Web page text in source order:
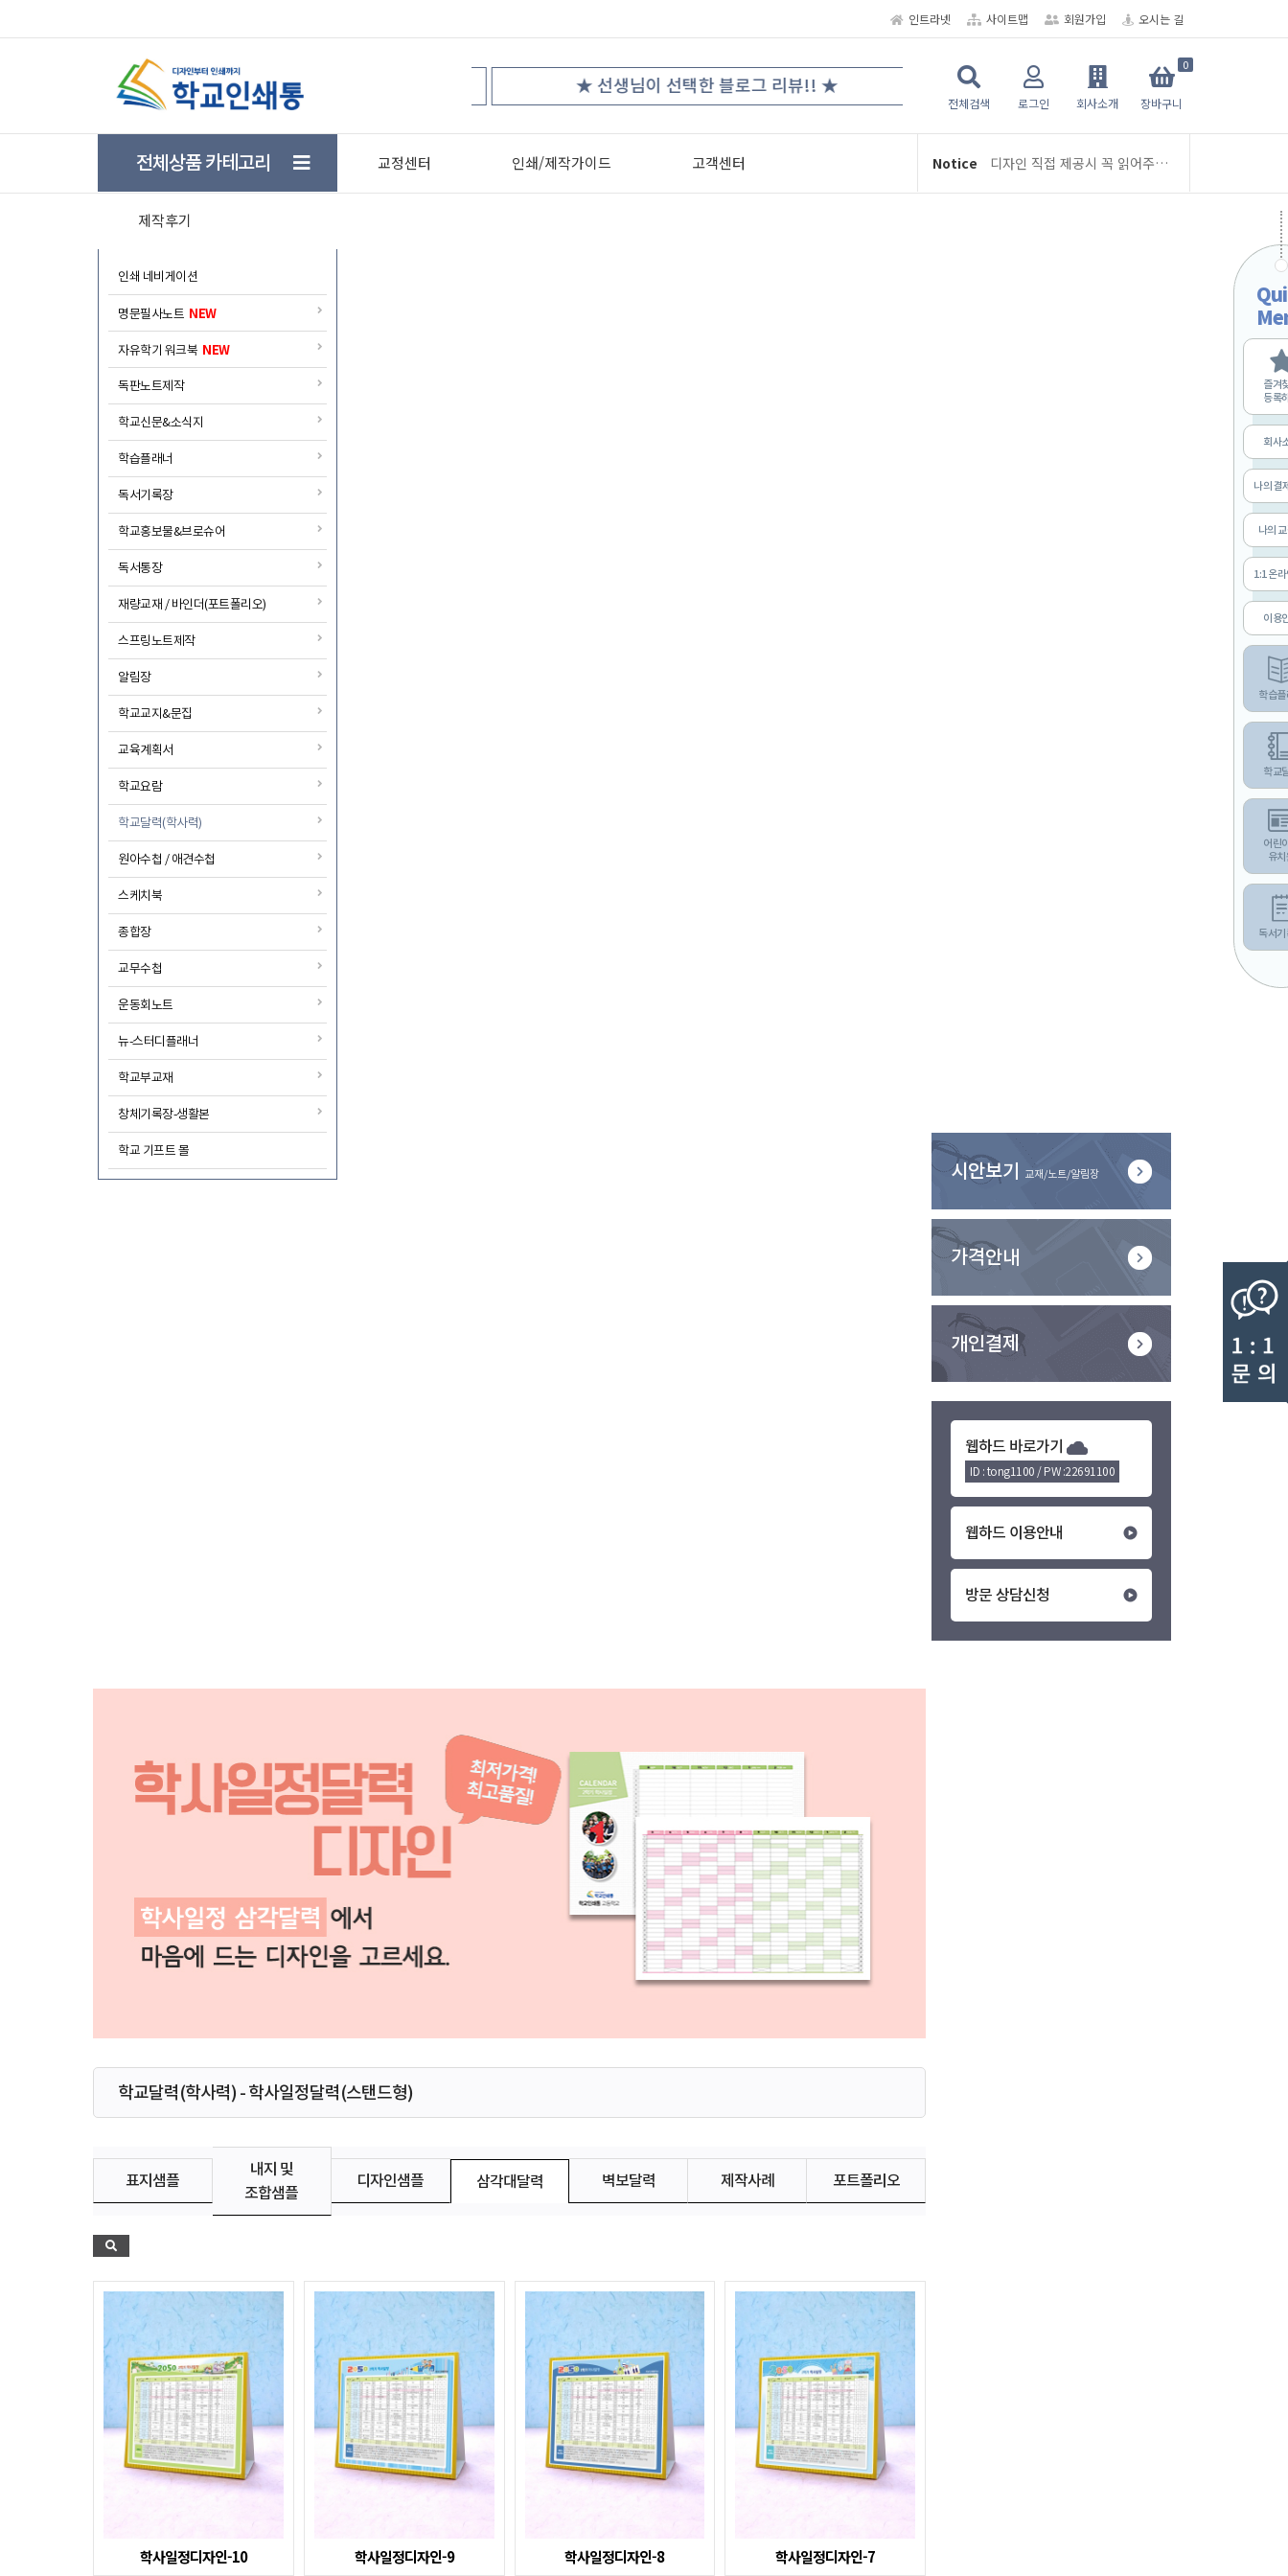
인트라넷 사이트맵 회원가입 오시는 길
★ 학생들의 자기주도 학습을 돕기위한 학습플래너 ★ ★ 선생님이 선택한 블로그 리뷰!! ★ ★ 6공 다이어리/디자인/인덱스 뉴-스터디플래
전체검색 로그인 회사소개 장바구니
0
전체상품 카테고리
인쇄 네비게이션
명문필사노트 NEW
자유학기 워크북 NEW
독판노트제작
학교신문&소식지
학습플래너
독서기록장
학교홍보물&브로슈어
독서통장
재량교재 / 바인더(포트폴리오)
스프링노트제작
알림장
학교교지&문집
교육계획서
학교요람
학교달력(학사력)
원아수첩 / 애견수첩
스케치북
종합장
교무수첩
운동회노트
뉴-스터디플래너
학교부교재
창체기록장-생활본
학교 기프트 몰
교정센터 인쇄/제작가이드 고객센터
제작후기
Notice
여름휴가 휴무 안내 (8/3 ~ 8/5)
시안보기 교재/노트/알림장
가격안내
개인결제
웹하드 바로가기
ID : tong1100 / PW :22691100
웹하드 이용안내
방문 상담신청
학교달력(학사력) - 학사일정달력(스탠드형)
표지샘플
내지 및
조합샘플
디자인샘플 삼각대달력 벽보달력 제작사례 포트폴리오
학사일정디자인-10 학사일정디자인-9 학사일정디자인-8 학사일정디자인-7
즐겨
등록
회사
나의 결
나의
1:1 온
이용
학습
학교
어린
유
독서